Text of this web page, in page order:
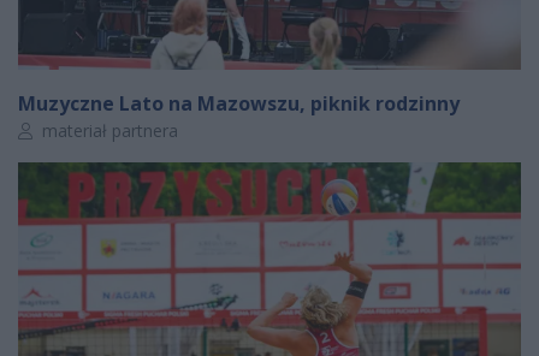
Muzyczne Lato na Mazowszu, piknik rodzinny
Autor artykułu:
materiał partnera